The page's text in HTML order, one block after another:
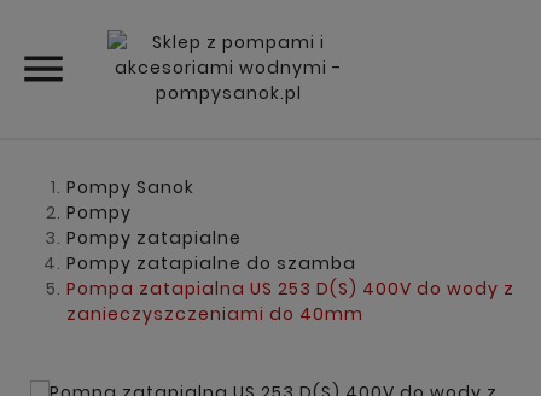

Pompy Sanok
Pompy
Pompy zatapialne
Pompy zatapialne do szamba
Pompa zatapialna US 253 D(S) 400V do wody z
zanieczyszczeniami do 40mm